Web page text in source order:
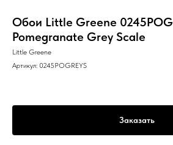
Обои Little Greene
Pomegranate Grey Scale
Little Greene
Артикул: 0245POGREYS
Заказать